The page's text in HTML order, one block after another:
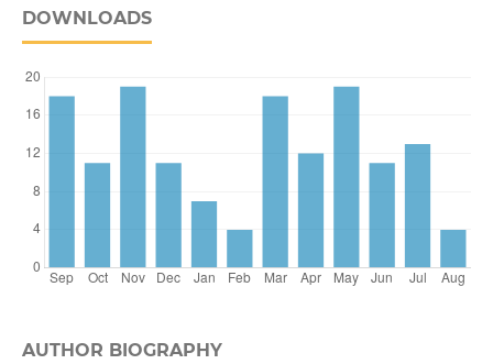
DOWNLOADS
AUTHOR BIOGRAPHY